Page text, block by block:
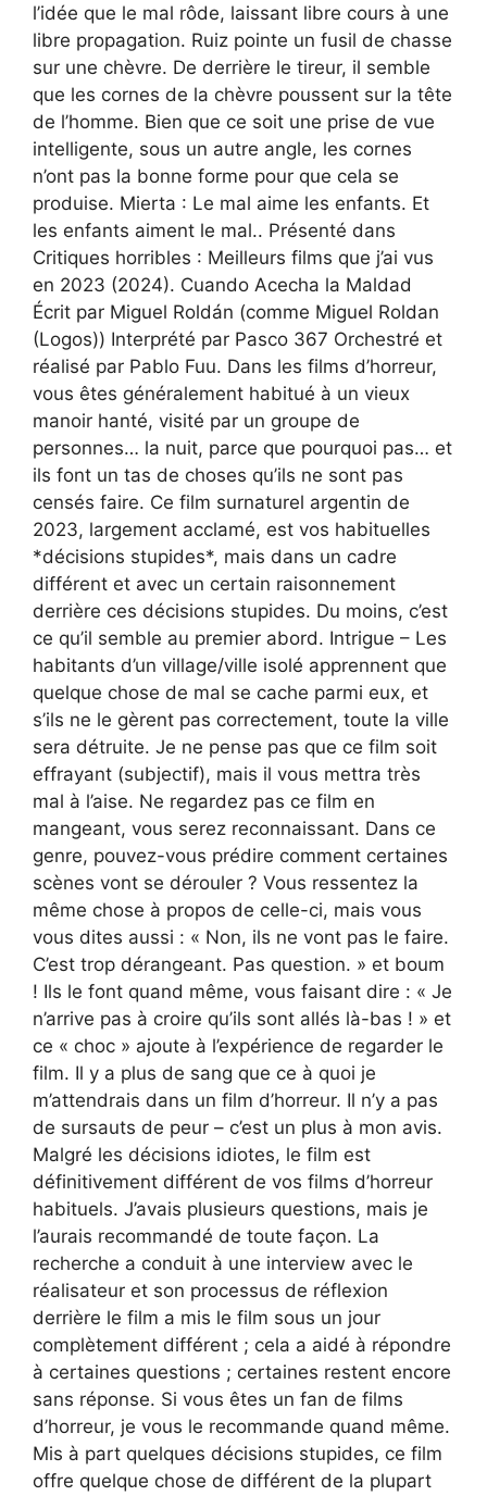
l’idée que le mal rôde, laissant libre cours à une
libre propagation. Ruiz pointe un fusil de chasse
sur une chèvre. De derrière le tireur, il semble
que les cornes de la chèvre poussent sur la tête
de l’homme. Bien que ce soit une prise de vue
intelligente, sous un autre angle, les cornes
n’ont pas la bonne forme pour que cela se
produise. Mierta : Le mal aime les enfants. Et
les enfants aiment le mal.. Présenté dans
Critiques horribles : Meilleurs films que j’ai vus
en 2023 (2024). Cuando Acecha la Maldad
Écrit par Miguel Roldán (comme Miguel Roldan
(Logos)) Interprété par Pasco 367 Orchestré et
réalisé par Pablo Fuu. Dans les films d’horreur,
vous êtes généralement habitué à un vieux
manoir hanté, visité par un groupe de
personnes… la nuit, parce que pourquoi pas… et
ils font un tas de choses qu’ils ne sont pas
censés faire. Ce film surnaturel argentin de
2023, largement acclamé, est vos habituelles
*décisions stupides*, mais dans un cadre
différent et avec un certain raisonnement
derrière ces décisions stupides. Du moins, c’est
ce qu’il semble au premier abord. Intrigue – Les
habitants d’un village/ville isolé apprennent que
quelque chose de mal se cache parmi eux, et
s’ils ne le gèrent pas correctement, toute la ville
sera détruite. Je ne pense pas que ce film soit
effrayant (subjectif), mais il vous mettra très
mal à l’aise. Ne regardez pas ce film en
mangeant, vous serez reconnaissant. Dans ce
genre, pouvez-vous prédire comment certaines
scènes vont se dérouler ? Vous ressentez la
même chose à propos de celle-ci, mais vous
vous dites aussi : « Non, ils ne vont pas le faire.
C’est trop dérangeant. Pas question. » et boum
! Ils le font quand même, vous faisant dire : « Je
n’arrive pas à croire qu’ils sont allés là-bas ! » et
ce « choc » ajoute à l’expérience de regarder le
film. Il y a plus de sang que ce à quoi je
m’attendrais dans un film d’horreur. Il n’y a pas
de sursauts de peur – c’est un plus à mon avis.
Malgré les décisions idiotes, le film est
définitivement différent de vos films d’horreur
habituels. J’avais plusieurs questions, mais je
l’aurais recommandé de toute façon. La
recherche a conduit à une interview avec le
réalisateur et son processus de réflexion
derrière le film a mis le film sous un jour
complètement différent ; cela a aidé à répondre
à certaines questions ; certaines restent encore
sans réponse. Si vous êtes un fan de films
d’horreur, je vous le recommande quand même.
Mis à part quelques décisions stupides, ce film
offre quelque chose de différent de la plupart